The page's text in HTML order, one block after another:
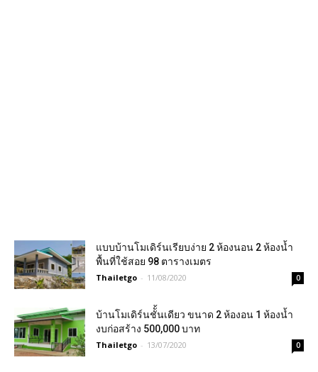
แบบบ้านโมเดิร์นเรียบง่าย 2 ห้องนอน 2 ห้องน้ำ
พื้นที่ใช้สอย 98 ตารางเมตร
Thailetgo - 11/08/2020 0
บ้านโมเดิร์นชัั้นเดียว ขนาด 2 ห้องอน 1 ห้องน้ำ
งบก่อสร้าง 500,000 บาท
Thailetgo - 13/07/2020 0